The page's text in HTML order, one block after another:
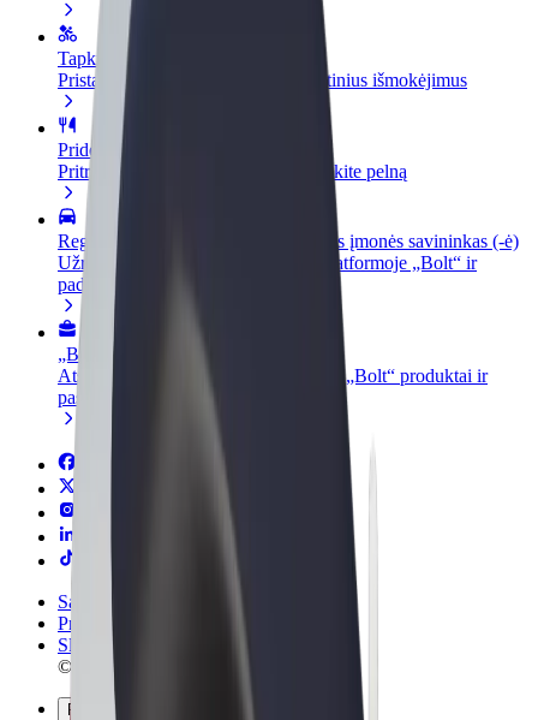
Tapkite kurjeriu (-e)
Pristatinėkite maistą ir gaukite savaitinius išmokėjimus
Pridėti restoraną ar parduotuvę
Pritraukite daugiau klientų ir padidinkite pelną
Registruotis kaip automobilių nuomos įmonės savininkas (-ė)
Užregistruokite savo automobilius platformoje „Bolt“ ir
padidinkite pajamas
„Bolt for Business“
Atskirų įmonių poreikiams pritaikomi „Bolt“ produktai ir
paslaugos
Sąlygos
Privatumas
Slapukai
© 2026 Bolt Technology OÜ
Paslaugos